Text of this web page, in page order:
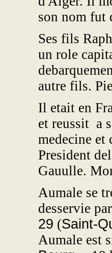
son nom fut
Ses fils
un role
autre fils.
Il etait en
et reussit a
medecine et
President
Gauulle.
Aumale se
desservie
29 (Saint-
Aumale est